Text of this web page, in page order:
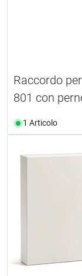
Raccordo
801 con
1 Articolo